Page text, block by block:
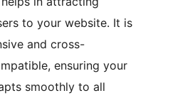
to your website. It is
and cross-
ensuring your
smoothly to all